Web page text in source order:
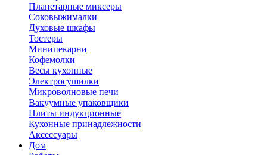
Планетарные миксеры
Соковыжималки
Духовые шкафы
Тостеры
Минипекарни
Кофемолки
Весы кухонные
Электросушилки
Микроволновые печи
Вакуумные упаковщики
Плиты индукционные
Кухонные принадлежности
Аксессуары
Дом